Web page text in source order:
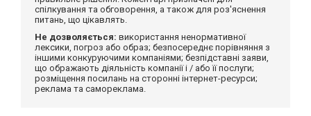
спілкування та обговорення, а також для роз'яснення
питань, що цікавлять.
Не дозволяється: використання ненормативної
лексики, погроз або образ; безпосереднє порівняння з
іншими конкуруючими компаніями; безпідставні заяви,
що ображають діяльність компанії і / або її послуги;
розміщення посилань на сторонні інтернет-ресурси;
реклама та самореклама.